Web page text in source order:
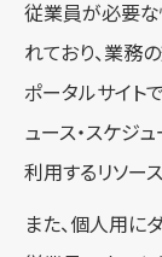
従業員が必要な
れており、業務
ポータルサイト
ュース・スケジ
利用するリソー
また、個人用に